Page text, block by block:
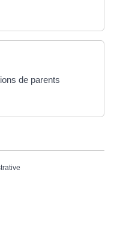
de parents